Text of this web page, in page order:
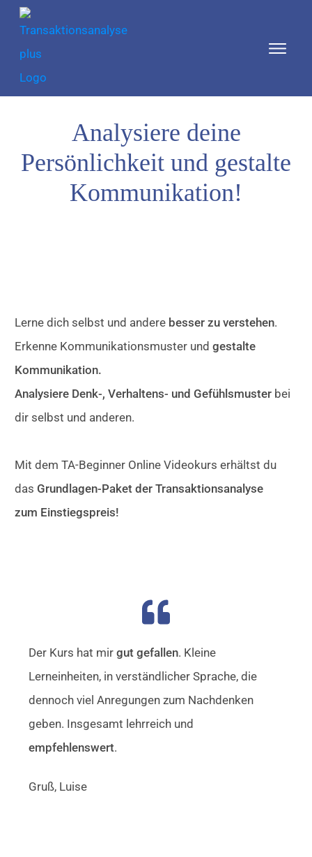
Analysiere deine
Persönlichkeit und gestalte
Kommunikation!
Lerne dich selbst und andere besser zu verstehen.
Erkenne Kommunikationsmuster und gestalte
Kommunikation.
Analysiere Denk-, Verhaltens- und Gefühlsmuster bei
dir selbst und anderen.
Mit dem TA-Beginner Online Videokurs erhältst du
das Grundlagen-Paket der Transaktionsanalyse
zum Einstiegspreis!
Der Kurs hat mir gut gefallen. Kleine
Lerneinheiten, in verständlicher Sprache, die
dennoch viel Anregungen zum Nachdenken
geben. Insgesamt lehrreich und
empfehlenswert.
Gruß, Luise